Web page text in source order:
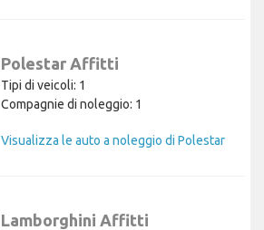
Polestar Affitti
Tipi di veicoli: 1
Compagnie di noleggio: 1
Visualizza le auto a noleggio di Polestar
Lamborghini Affitti